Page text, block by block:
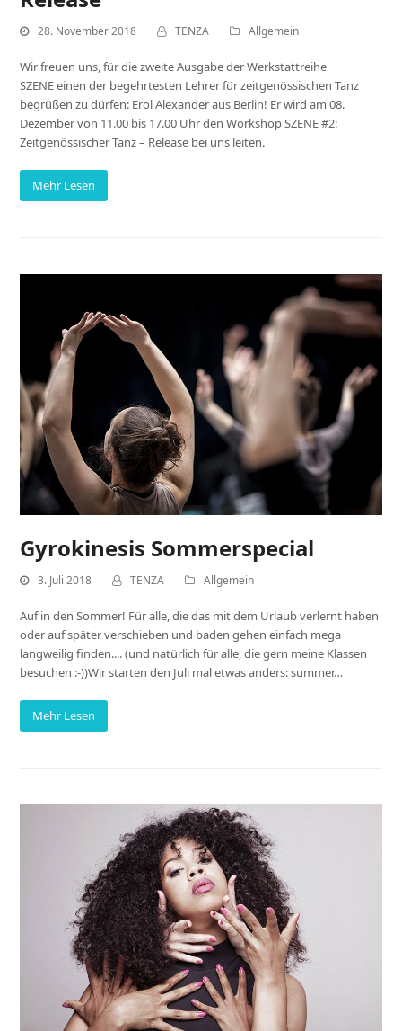
28. November 2018 TENZA Allgemein
Wir freuen uns, für die zweite Ausgabe der Werkstattreihe
SZENE einen der begehrtesten Lehrer für zeitgenössischen Tanz
begrüßen zu dürfen: Erol Alexander aus Berlin! Er wird am 08.
Dezember von 11.00 bis 17.00 Uhr den Workshop SZENE #2:
Zeitgenössischer Tanz – Release bei uns leiten.
Mehr Lesen
Gyrokinesis Sommerspecial
3. Juli 2018 TENZA Allgemein
Auf in den Sommer! Für alle, die das mit dem Urlaub verlernt haben
oder auf später verschieben und baden gehen einfach mega
langweilig finden.... (und natürlich für alle, die gern meine Klassen
besuchen :-))Wir starten den Juli mal etwas anders: summer…
Mehr Lesen